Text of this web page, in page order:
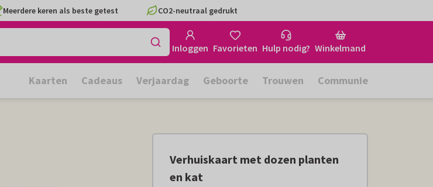
Meerdere keren als beste getest CO2-neutraal gedrukt
Inloggen Favorieten Hulp nodig? Winkelmand
Kaarten Cadeaus Verjaardag Geboorte Trouwen Communie
Verhuiskaart met dozen planten
en kat